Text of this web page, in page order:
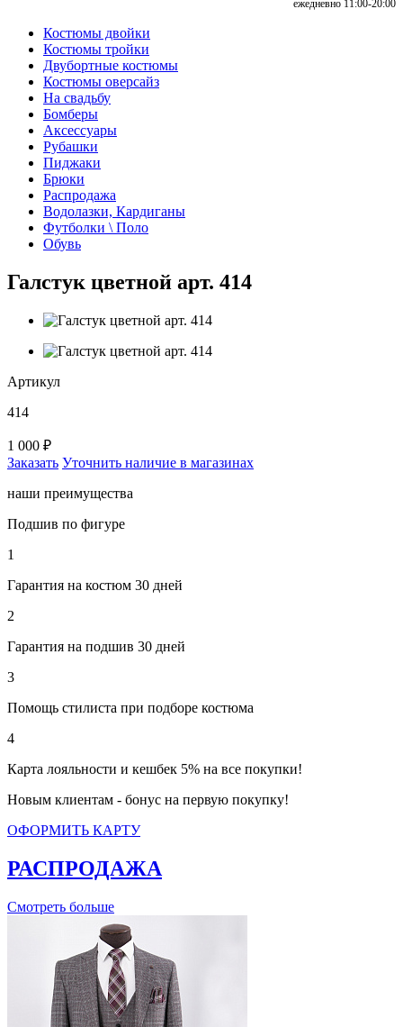
ежедневно 11:00-20:00
Костюмы двойки
Костюмы тройки
Двубортные костюмы
Костюмы оверсайз
На свадьбу
Бомберы
Аксессуары
Рубашки
Пиджаки
Брюки
Распродажа
Водолазки, Кардиганы
Футболки \ Поло
Обувь
Галстук цветной арт. 414
Артикул
414
1 000 ₽
Заказать Уточнить наличие в магазинах
наши преимущества
Подшив по фигуре
1
Гарантия на костюм 30 дней
2
Гарантия на подшив 30 дней
3
Помощь стилиста при подборе костюма
4
Карта лояльности и кешбек 5% на все покупки!
Новым клиентам - бонус на первую покупку!
ОФОРМИТЬ КАРТУ
РАСПРОДАЖА
Смотреть больше